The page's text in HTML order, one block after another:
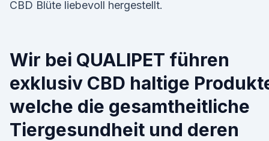
CBD Blüte liebevoll hergestellt.
Wir bei QUALIPET führen
exklusiv CBD haltige
welche die gesamtheitliche
Tiergesundheit und deren